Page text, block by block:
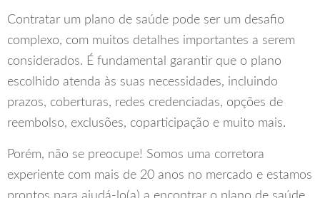
Contratar um plano de saúde pode ser um desafio
complexo, com muitos detalhes importantes a serem
considerados. É fundamental garantir que o plano
escolhido atenda às suas necessidades, incluindo
prazos, coberturas, redes credenciadas, opções de
reembolso, exclusões, coparticipação e muito mais.
Porém, não se preocupe! Somos uma corretora
experiente com mais de 20 anos no mercado e estamos